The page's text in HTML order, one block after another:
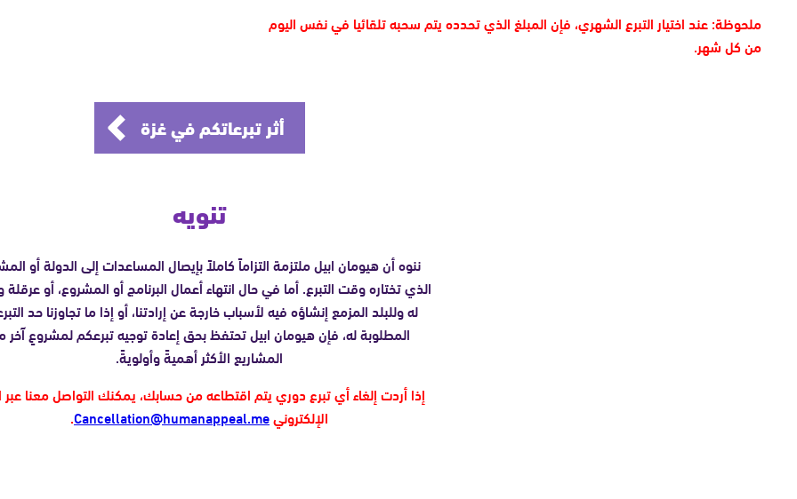
ملحوظة: عند اختيار التبرع الشهري، فإن المبلغ الذي تحدده يتم سحبه تلقائيا في نفس اليوم
من كل شهر.
أثر تبرعاتكم في غزة
تنويه
ننوه أن هيومان ابيل ملتزمة التزاماً كاملاً بإيصال المساعدات إلى الدولة أو
الذي تختاره وقت التبرع. أما في حال انتهاء أعمال البرنامج أو المشروع، أو عرقلة
له وللبلد المزمع إنشاؤه فيه لأسباب خارجة عن إرادتنا، أو إذا ما تجاوزنا حد
المطلوبة له، فإن هيومان ابيل تحتفظ بحق إعادة توجيه تبرعكم لمشروعٍ آخر
المشاريع الأكثر أهميةً وأولويةً.
إذا أردت إلغاء أي تبرع دوري يتم اقتطاعه من حسابك، يمكنك التواصل معنا عبر
الإلكترونيCancellation@humanappeal.me
.